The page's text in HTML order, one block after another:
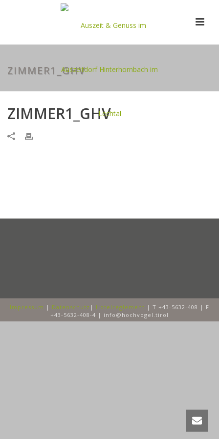
ZIMMER1_GHV
ZIMMER1_GHV
Impressum | Datenschutz | Hotelreglement | T +43-5632-408 | F
+43-5632-408-4 | info@hochvogel.tirol